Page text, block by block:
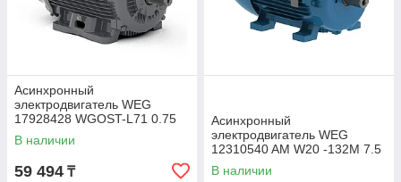
Асинхронный
электродвигатель WEG
17928428 WGOST-L71 0.75
кВт 4P B3T 220/380 В 50 Гц
В наличии
59 494 ₸
Асинхронный
электродвигатель WEG
12310540 AM W20 -132M 7.5
кВт 4P B3T 380-460 В 50 Гц
В наличии